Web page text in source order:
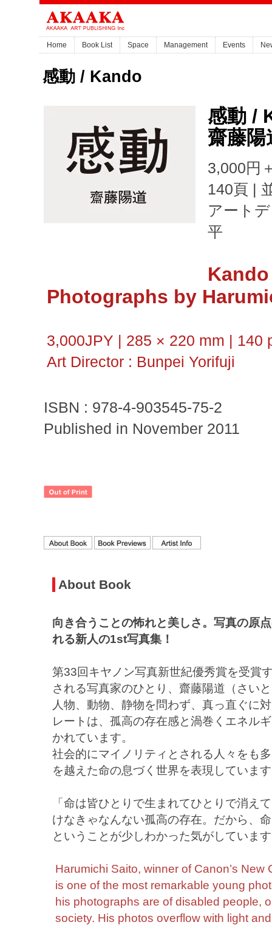
Home Book List Space Management Events
感動 / Kando
感動 /
齋藤陽
3,000円
140頁 |
アート
平
Kando
Photographs by
3,000JPY | 285 × 220 mm | 140
Art Director : Bunpei Yorifuji
ISBN : 978-4-903545-75-2
Published in November 2011
About Book
向き合うことの怖れと美しさ。写真の原
れる新人の1st写真集！
第33回キヤノン写真新世紀優秀賞を受賞
される写真家のひとり、齋藤陽道（さい
人物、動物、静物を問わず、真っ直ぐに
レートは、孤高の存在感と渦巻くエネル
かれています。
社会的にマイノリティとされる人々をも
を越えた命の息づく世界を表現していま
「命は皆ひとりで生まれてひとりで消え
けなきゃなんない孤高の存在。だから、
ということが少しわかった気がしていま
Harumichi Saito, winner of Canon’s
is one of the most remarkable young
his photographs are of disabled people,
society. His photos overflow with light